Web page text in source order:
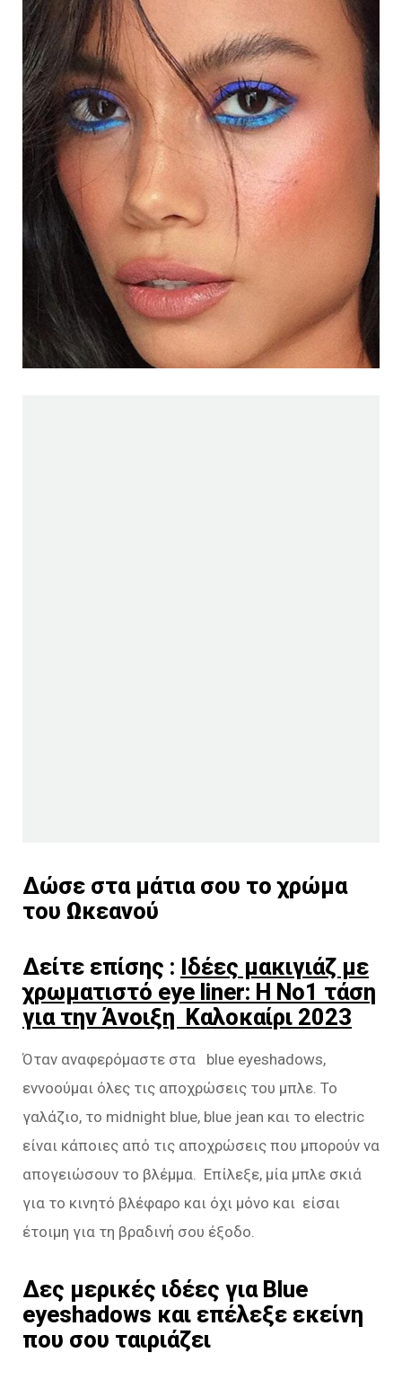
Δώσε στα μάτια σου το χρώμα
του Ωκεανού
Δείτε επίσης : Ιδέες μακιγιάζ με
χρωματιστό eye liner: Η Νο1 τάση
για την Άνοιξη Καλοκαίρι 2023
Όταν αναφερόμαστε στα blue eyeshadows,
εννοούμαι όλες τις αποχρώσεις του μπλε. Το
γαλάζιο, το midnight blue, blue jean και το electric
είναι κάποιες από τις αποχρώσεις που μπορούν να
απογειώσουν το βλέμμα. Επίλεξε, μία μπλε σκιά
για το κινητό βλέφαρο και όχι μόνο και είσαι
έτοιμη για τη βραδινή σου έξοδο.
Δες μερικές ιδέες για Blue
eyeshadows και επέλεξε εκείνη
που σου ταιριάζει